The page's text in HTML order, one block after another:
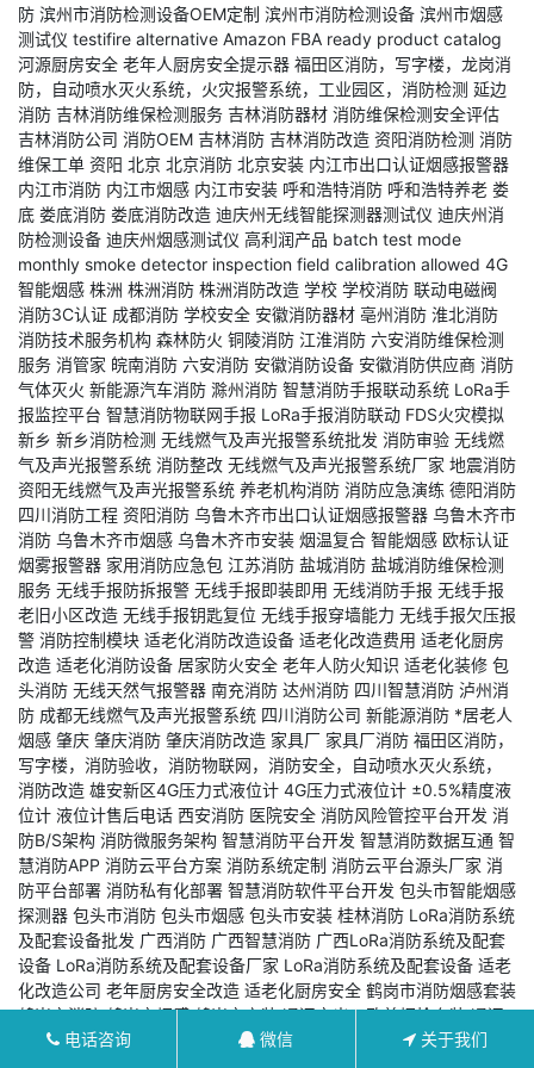
防 滨州市消防检测设备OEM定制 滨州市消防检测设备 滨州市烟感
测试仪 testifire alternative Amazon FBA ready product catalog
河源厨房安全 老年人厨房安全提示器 福田区消防，写字楼，龙岗消
防，自动喷水灭火系统，火灾报警系统，工业园区，消防检测 延边
消防 吉林消防维保检测服务 吉林消防器材 消防维保检测安全评估
吉林消防公司 消防OEM 吉林消防 吉林消防改造 资阳消防检测 消防
维保工单 资阳 北京 北京消防 北京安装 内江市出口认证烟感报警器
内江市消防 内江市烟感 内江市安装 呼和浩特消防 呼和浩特养老 娄
底 娄底消防 娄底消防改造 迪庆州无线智能探测器测试仪 迪庆州消
防检测设备 迪庆州烟感测试仪 高利润产品 batch test mode
monthly smoke detector inspection field calibration allowed 4G
智能烟感 株洲 株洲消防 株洲消防改造 学校 学校消防 联动电磁阀
消防3C认证 成都消防 学校安全 安徽消防器材 亳州消防 淮北消防
消防技术服务机构 森林防火 铜陵消防 江淮消防 六安消防维保检测
服务 消管家 皖南消防 六安消防 安徽消防设备 安徽消防供应商 消防
气体灭火 新能源汽车消防 滁州消防 智慧消防手报联动系统 LoRa手
报监控平台 智慧消防物联网手报 LoRa手报消防联动 FDS火灾模拟
新乡 新乡消防检测 无线燃气及声光报警系统批发 消防审验 无线燃
气及声光报警系统 消防整改 无线燃气及声光报警系统厂家 地震消防
资阳无线燃气及声光报警系统 养老机构消防 消防应急演练 德阳消防
四川消防工程 资阳消防 乌鲁木齐市出口认证烟感报警器 乌鲁木齐市
消防 乌鲁木齐市烟感 乌鲁木齐市安装 烟温复合 智能烟感 欧标认证
烟雾报警器 家用消防应急包 江苏消防 盐城消防 盐城消防维保检测
服务 无线手报防拆报警 无线手报即装即用 无线消防手报 无线手报
老旧小区改造 无线手报钥匙复位 无线手报穿墙能力 无线手报欠压报
警 消防控制模块 适老化消防改造设备 适老化改造费用 适老化厨房
改造 适老化消防设备 居家防火安全 老年人防火知识 适老化装修 包
头消防 无线天然气报警器 南充消防 达州消防 四川智慧消防 泸州消
防 成都无线燃气及声光报警系统 四川消防公司 新能源消防 *居老人
烟感 肇庆 肇庆消防 肇庆消防改造 家具厂 家具厂消防 福田区消防，
写字楼，消防验收，消防物联网，消防安全，自动喷水灭火系统，
消防改造 雄安新区4G压力式液位计 4G压力式液位计 ±0.5%精度液
位计 液位计售后电话 西安消防 医院安全 消防风险管控平台开发 消
防B/S架构 消防微服务架构 智慧消防平台开发 智慧消防数据互通 智
慧消防APP 消防云平台方案 消防系统定制 消防云平台源头厂家 消
防平台部署 消防私有化部署 智慧消防软件平台开发 包头市智能烟感
探测器 包头市消防 包头市烟感 包头市安装 桂林消防 LoRa消防系统
及配套设备批发 广西消防 广西智慧消防 广西LoRa消防系统及配套
设备 LoRa消防系统及配套设备厂家 LoRa消防系统及配套设备 适老
化改造公司 老年厨房安全改造 适老化厨房安全 鹤岗市消防烟感套装
鹤岗市消防 鹤岗市烟感 鹤岗市安装 通辽市出口欧美烟枪套装 通辽
市消防检测设备
通辽市烟感测试仪 custom brand fire tester
电话咨询 微信 关于我们